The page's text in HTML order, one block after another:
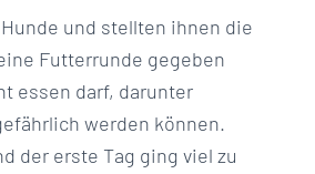
und stellten ihnen die
Futterrunde gegeben
essen darf, darunter
werden können.
der erste Tag ging viel zu